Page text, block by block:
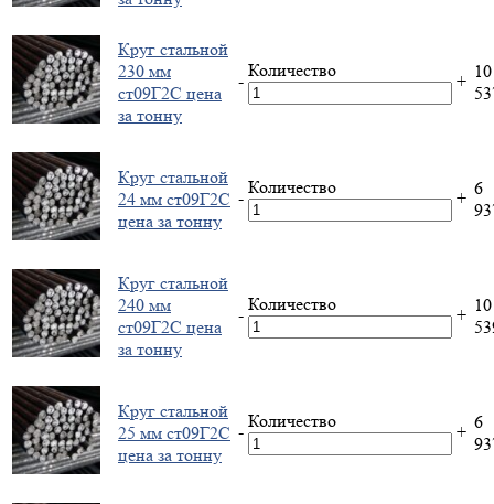
Круг стальной
230 мм
ст09Г2С цена
за тонну
-
Количество
+ 10
Круг стальной
24 мм ст09Г2С
цена за тонну
-
Количество
+ 6
Круг стальной
240 мм
ст09Г2С цена
за тонну
-
Количество
+ 10
Круг стальной
25 мм ст09Г2С
цена за тонну
-
Количество
+ 6